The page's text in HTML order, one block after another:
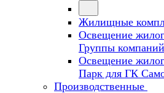
Жилищные
Освещение
Группы
Освещение
Парк для ГК
Производственные